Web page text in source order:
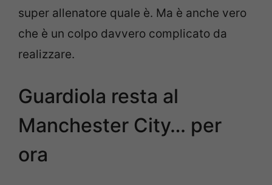
super allenatore quale è. Ma è anche vero
che è un colpo davvero complicato da
realizzare.
Guardiola resta al
Manchester City… per
ora